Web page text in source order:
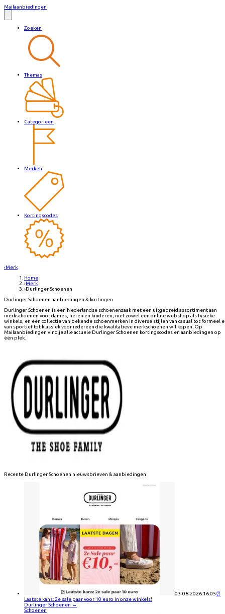
Mailaanbiedingen
Zoeken
Themas
Categorieen
Merken
Kortingscodes
‹Merk
Home
›Merk
›Durlinger Schoenen
Durlinger Schoenen aanbiedingen & kortingen
Durlinger Schoenen is een Nederlandse schoenenzaak met een uitgebreid assortiment aan
merkschoenen voor dames, heren en kinderen, met zowel een online webshop als fysieke
winkels, en een collectie van bekende schoenmerken in diverse stijlen van casual tot formeel
van sportief tot klassiek voor iedereen die kwalitatieve merkschoenen wil kopen. Op
Mailaanbiedingen vind je alle actuele Durlinger Schoenen kortingscodes en aanbiedingen op
één plek.
Recente Durlinger Schoenen nieuwsbrieven & aanbiedingen
03-08-2026 16:05⏰
Laatste kans: 2e sale paar voor 10 euro in onze winkels!
Durlinger Schoenen →
Schoenen